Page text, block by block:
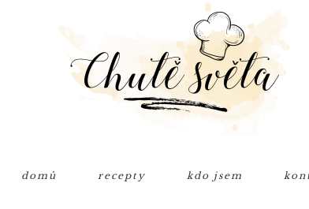
domů recepty kdo jsem